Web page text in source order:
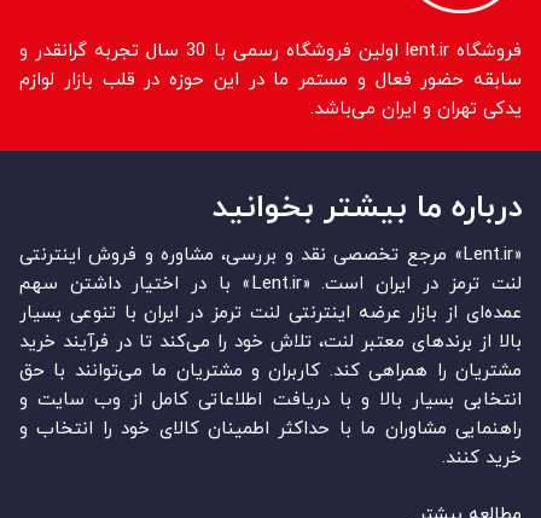
فروشگاه lent.ir اولین فروشگاه رسمی با 30 سال تجربه گرانقدر و
سابقه حضور فعال و مستمر ما در این حوزه در قلب بازار لوازم
یدکی تهران و ایران می‌باشد.
درباره ما بیشتر بخوانید
«Lent.ir» مرجع تخصصی نقد و بررسی، مشاوره و فروش اینترنتی
لنت ترمز در ایران است. «Lent.ir» با در اختیار داشتن سهم
عمده‏‌ای از بازار عرضه اینترنتی لنت ترمز در ایران با تنوعی بسیار
بالا از برندهای معتبر لنت، تلاش خود را می‌‏‏کند تا در فرآیند خرید
مشتریان را همراهی کند. کاربران و مشتریان ما می‏‏‌توانند با حق
انتخابی بسیار بالا و با دریافت اطلاعاتی کامل از وب سایت و
راهنمایی مشاوران ما با حداکثر اطمینان کالای خود را انتخاب و
خرید کنند.